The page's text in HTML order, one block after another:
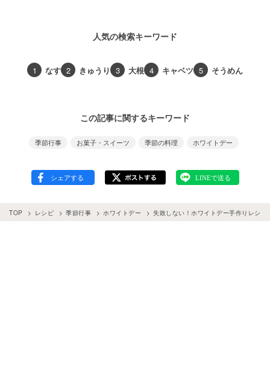
人気の検索キーワード
1 なす 2 きゅうり 3 大根 4 キャベツ 5 そうめん
この記事に関するキーワード
季節行事 お菓子・スイーツ 季節の料理 ホワイトデー
TOP レシピ 季節行事 ホワイトデー 失敗しない！ホワイトデー手作りレシ